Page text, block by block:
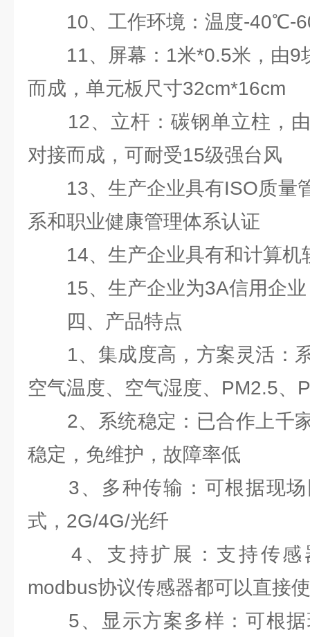
10、工作环境：温度-40℃-
11、屏幕：1米*0.5米，由9
而成，单元板尺寸32cm*16cm
12、立杆：碳钢单立柱，由
对接而成，可耐受15级强台风
13、生产企业具有ISO质量
系和职业健康管理体系认证
14、生产企业具有和计算机
15、生产企业为3A信用企业
四、产品特点
1、集成度高，方案灵活：
空气温度、空气湿度、PM2.5、
2、系统稳定：已合作上千
稳定，免维护，故障率低
3、多种传输：可根据现场
式，2G/4G/光纤
4、支持扩展：支持传感
modbus协议传感器都可以直接
5、显示方案多样：可根据